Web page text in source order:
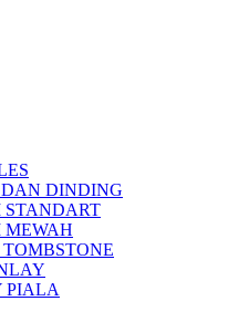
DINDING
PIALA